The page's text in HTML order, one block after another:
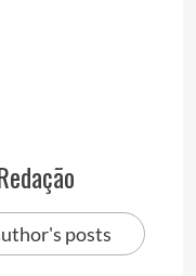
posts